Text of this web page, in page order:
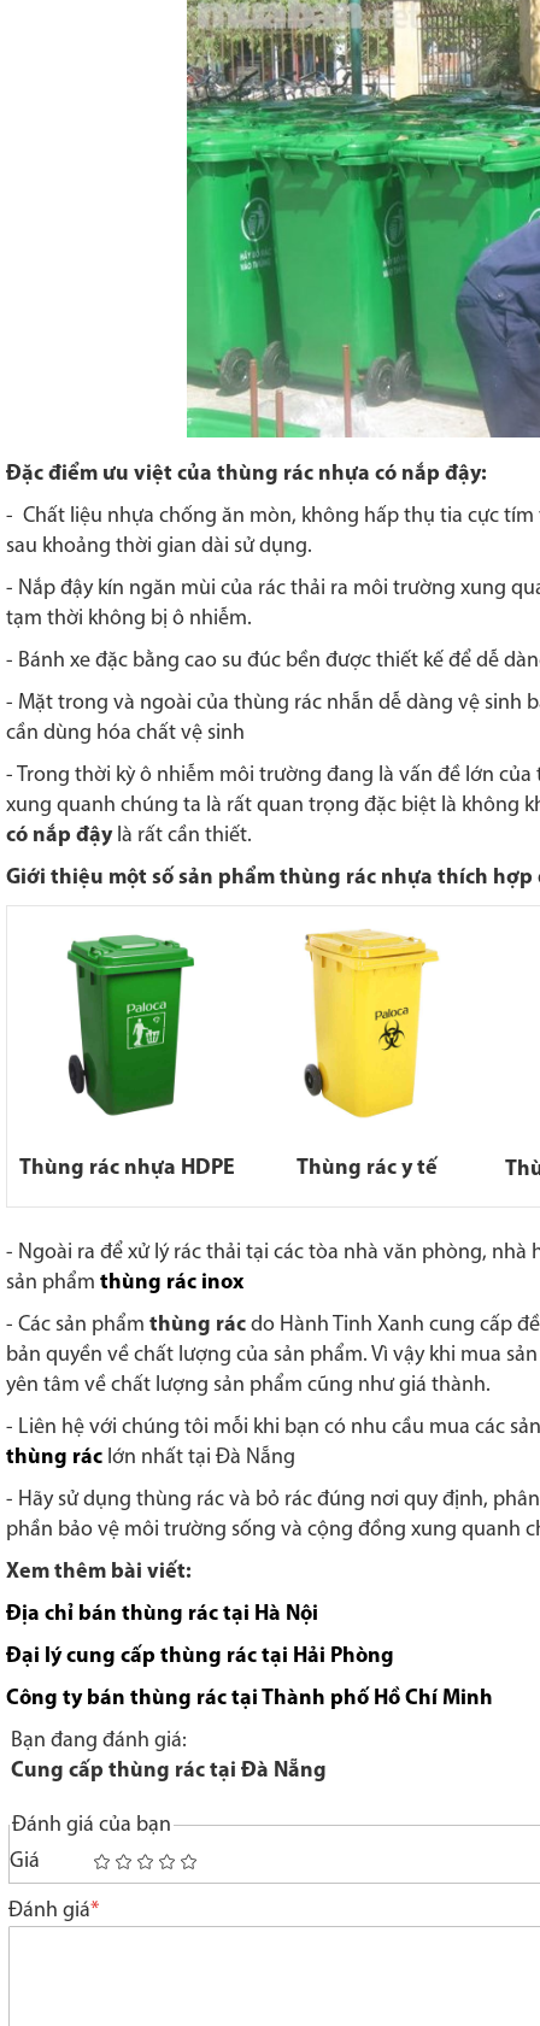
Đặc điểm ưu việt của thùng rác nhựa có nắp đậy:
- Chất liệu nhựa chống ăn mòn, không hấp thụ tia cực
sau khoảng thời gian dài sử dụng.
- Nắp đậy kín ngăn mùi của rác thải ra môi trường xung
tạm thời không bị ô nhiễm.
- Bánh xe đặc bằng cao su đúc bền được thiết kế để dễ
- Mặt trong và ngoài của thùng rác nhẵn dễ dàng vệ sinh
cần dùng hóa chất vệ sinh
- Trong thời kỳ ô nhiễm môi trường đang là vấn đề lớn
xung quanh chúng ta là rất quan trọng đặc biệt là không
có nắp đậylà rất cần thiết.
Giới thiệu một số sản phẩm thùng rác nhựa thích
Thùng rác nhựa HDPE Thùng rác y tế
- Ngoài ra để xử lý rác thải tại các tòa nhà văn phòng, nhà
sản phẩm thùng rác inox
- Các sản phẩm thùng rác do Hành Tinh Xanh cung cấp
bản quyền về chất lượng của sản phẩm. Vì vậy khi mua
yên tâm về chất lượng sản phẩm cũng như giá thành.
- Liên hệ với chúng tôi mỗi khi bạn có nhu cầu mua các
thùng rác lớn nhất tại Đà Nẵng
- Hãy sử dụng thùng rác và bỏ rác đúng nơi quy định,
phần bảo vệ môi trường sống và cộng đồng xung quanh
Xem thêm bài viết:
Địa chỉ bán thùng rác tại Hà Nội
Đại lý cung cấp thùng rác tại Hải Phòng
Công ty bán thùng rác tại Thành phố Hồ Chí Minh
Bạn đang đánh giá:
Cung cấp thùng rác tại Đà Nẵng
Đánh giá của bạn
Giá
1
star
2
stars
3
stars
4
stars
5
stars
Đánh giá